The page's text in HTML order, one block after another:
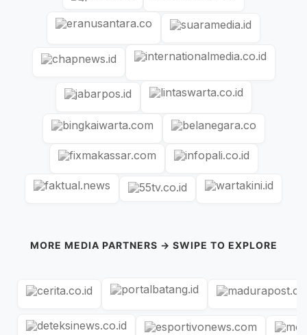
MORE MEDIA PARTNERS → SWIPE TO EXPLORE